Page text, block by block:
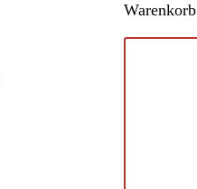
Warenkorb